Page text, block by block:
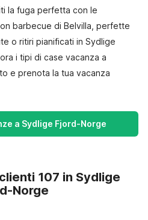
la fuga perfetta con le
barbecue di Belvilla, perfette
o ritiri pianificati in Sydlige
i tipi di case vacanza a
e prenota la tua vacanza
a Sydlige Fjord-Norge
107 in Sydlige
Norge